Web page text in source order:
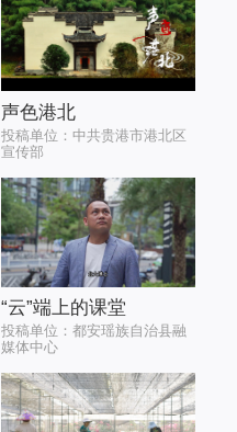
声色港北
投稿单位：中共贵港市港北区
宣传部
“云”端上的课堂
投稿单位：都安瑶族自治县融
媒体中心